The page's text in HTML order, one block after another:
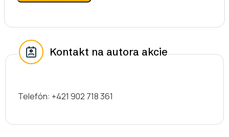
Kontakt na autora akcie
Telefón: +421 902 718 361